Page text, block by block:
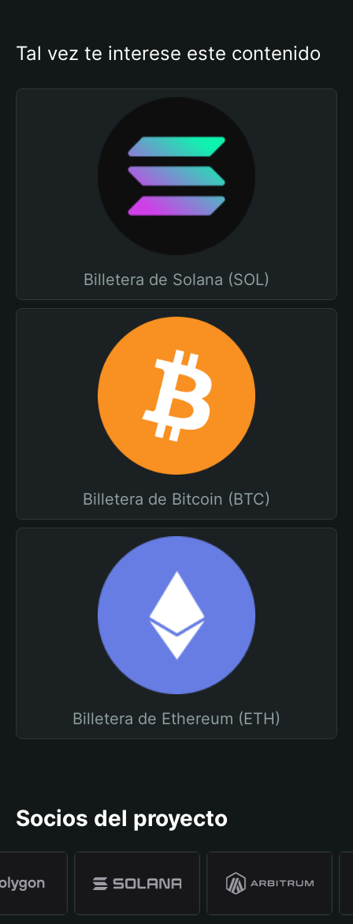
Tal vez te interese este contenido
Billetera de Solana (SOL)
Billetera de Bitcoin (BTC)
Billetera de Ethereum (ETH)
Socios del proyecto